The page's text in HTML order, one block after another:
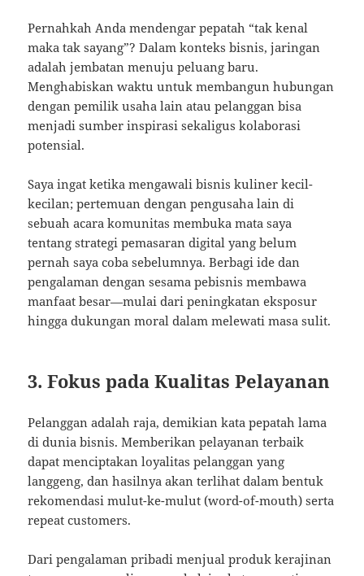
Pernahkah Anda mendengar pepatah “tak kenal
maka tak sayang”? Dalam konteks bisnis, jaringan
adalah jembatan menuju peluang baru.
Menghabiskan waktu untuk membangun hubungan
dengan pemilik usaha lain atau pelanggan bisa
menjadi sumber inspirasi sekaligus kolaborasi
potensial.
Saya ingat ketika mengawali bisnis kuliner kecil-
kecilan; pertemuan dengan pengusaha lain di
sebuah acara komunitas membuka mata saya
tentang strategi pemasaran digital yang belum
pernah saya coba sebelumnya. Berbagi ide dan
pengalaman dengan sesama pebisnis membawa
manfaat besar—mulai dari peningkatan eksposur
hingga dukungan moral dalam melewati masa sulit.
3. Fokus pada Kualitas Pelayanan
Pelanggan adalah raja, demikian kata pepatah lama
di dunia bisnis. Memberikan pelayanan terbaik
dapat menciptakan loyalitas pelanggan yang
langgeng, dan hasilnya akan terlihat dalam bentuk
rekomendasi mulut-ke-mulut (word-of-mouth) serta
repeat customers.
Dari pengalaman pribadi menjual produk kerajinan